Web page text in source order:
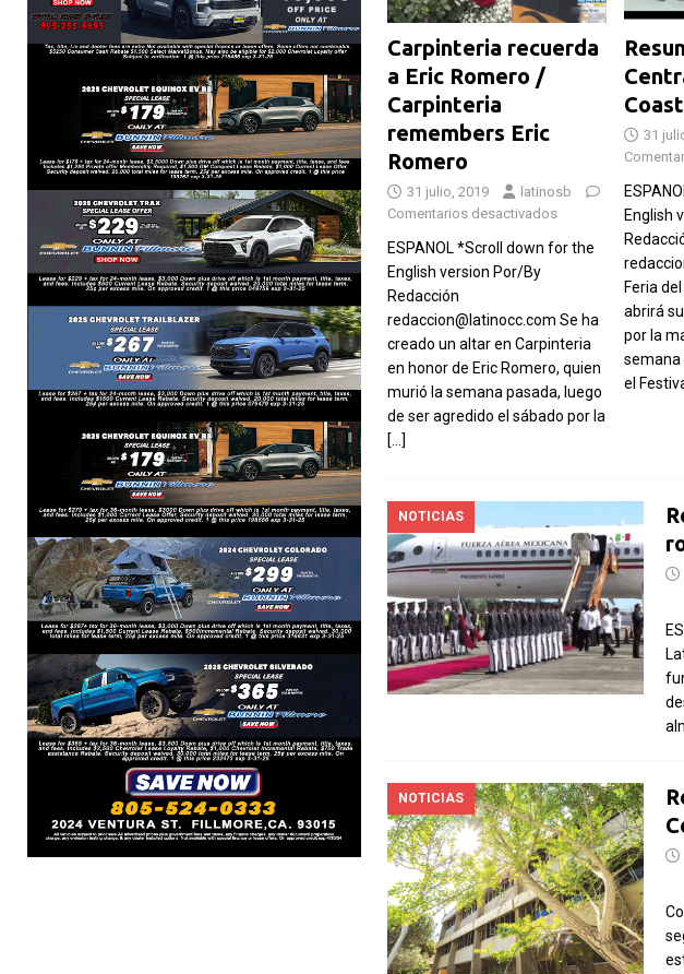
Carpinteria recuerda
a Eric Romero /
Carpinteria
remembers Eric
Romero
31 julio, 2019
latinosb
Comentarios desactivados
ESPANOL *Scroll down for the
English version Por/By
Redacción
redaccion@latinocc.com Se ha
creado un altar en Carpinteria
en honor de Eric Romero, quien
murió la semana pasada, luego
de ser agredido el sábado por la
[…]
31
English
Feria
abrirá
por la
semana
el
NOTICIAS
NOTICIAS